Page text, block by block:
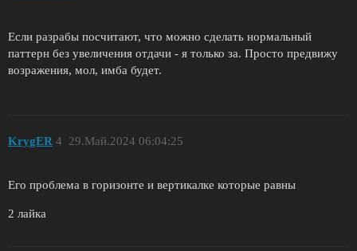
Если разрабы посчитают, что можно сделать нормальный
паттерн без увеличения отдачи - я только за. Просто предвижу
возражения, мол, имба будет.
KrygER 29.Май.2024 06:04:25
4
Его проблема в горизонте и вертикалке которые равны
2 лайка